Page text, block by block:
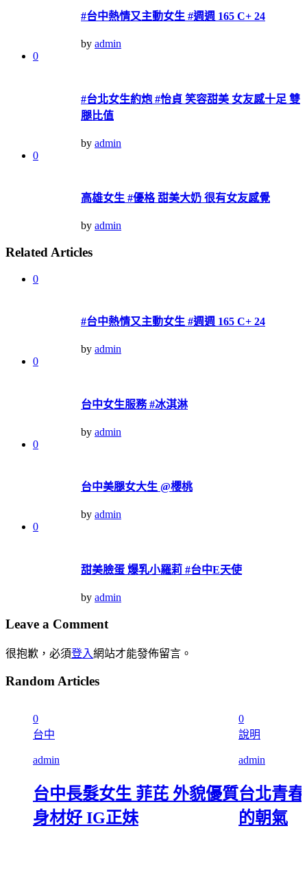
#台中熱情又主動女生 #週週 165 C+ 24
by admin
0
#台北女生約炮 #怡貞 笑容甜美 女友感十足 雙
腿比值
by admin
0
高雄女生 #優格 甜美大奶 很有女友感覺
by admin
Related Articles
0
#台中熱情又主動女生 #週週 165 C+ 24
by admin
0
台中女生服務 #冰淇淋
by admin
0
台中美腿女大生 @櫻桃
by admin
0
甜美臉蛋 爆乳小羅莉 #台中E天使
by admin
Leave a Comment
很抱歉，必須登入網站才能發佈留言。
Random Articles
0
台中
admin
台中長髮女生 菲芘 外貌優質
身材好 IG正妹
0
說明
admin
台北青
的朝氣